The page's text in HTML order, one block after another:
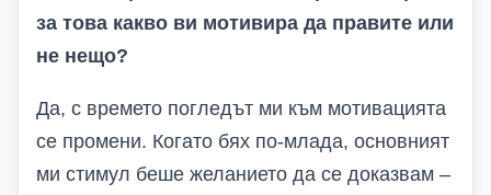
за това какво ви мотивира да правите или
не нещо?
Да, с времето погледът ми към мотивацията
се промени. Когато бях по-млада, основният
ми стимул беше желанието да се доказвам –